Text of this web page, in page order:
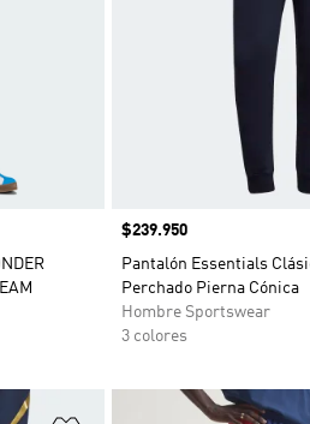
Precio
$239.950
Pantalón Essentials
Perchado Pierna Cónica
Hombre Sportswear
3 colores